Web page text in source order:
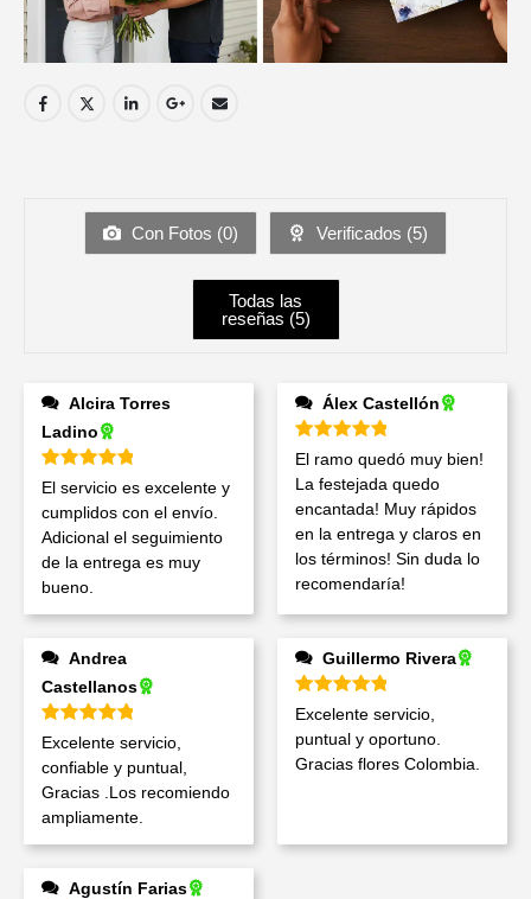
Con Fotos (0) Verificados (5)
Todas las
reseñas (5)
Ladino
Valorado en5de 5
El servicio es excelente y
cumplidos con el envío.
Adicional el seguimiento
de la entrega es muy
bueno.
Álex Castellón
Valorado en5 de 5
El ramo quedó muy bien!
La festejada quedo
encantada! Muy rápidos
en la entrega y claros en
los términos! Sin duda lo
recomendaría!
Castellanos
Valorado en 5de 5
Excelente servicio,
confiable y puntual,
Gracias .Los recomiendo
ampliamente.
Guillermo Rivera
Valorado en 5de 5
Excelente servicio,
puntual y oportuno.
Gracias flores Colombia.
Agustín Farias